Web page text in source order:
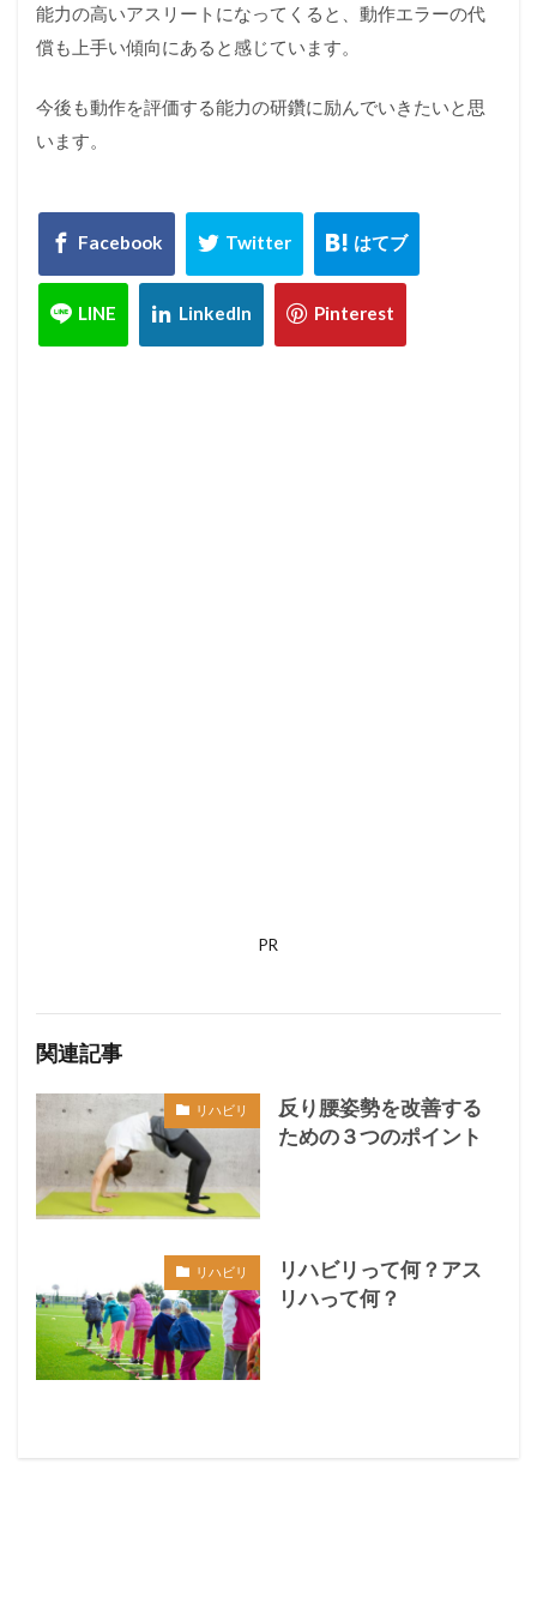
能力の高いアスリートになってくると、動作エラーの代
償も上手い傾向にあると感じています。
今後も動作を評価する能力の研鑽に励んでいきたいと思
います。
PR
関連記事
リハビリ
反り腰姿勢を改善する
ための３つのポイント
リハビリ
リハビリって何？アス
リハって何？